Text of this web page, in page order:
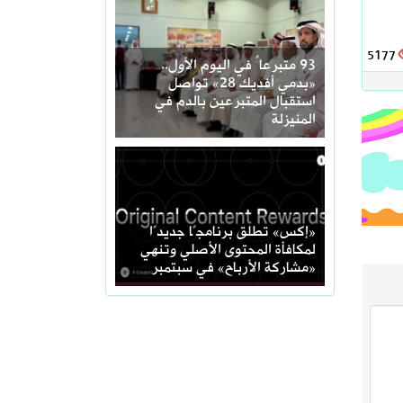
93 متبرعاً في اليوم الأول..
«بدمي أفديك 28» تواصل
استقبال المتبرعين بالدم في
المنيزلة
«إكس» تطلق برنامجًا جديدًا
لمكافأة المحتوى الأصلي وتنهي
«مشاركة الأرباح» في سبتمبر
5177